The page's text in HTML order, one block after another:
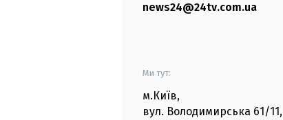
news24@24tv.com.ua
Ми тут:
м.Київ,
вул. Володимирська 61/11,